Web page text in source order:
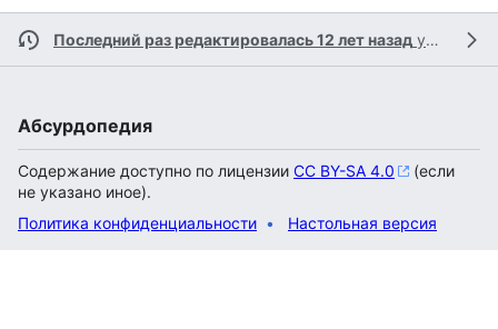
Последний раз редактировалась 12 лет назад участником
Абсурдопедия
Содержание доступно по лицензии CC BY-SA 4.0
(если
не указано иное).
Политика конфиденциальности
Настольная версия